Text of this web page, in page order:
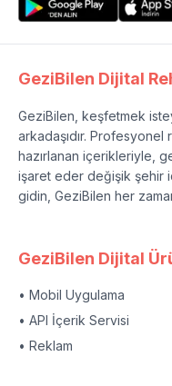
GeziBilen Dijital
GeziBilen, keşfetmek
arkadaşıdır.
hazırlanan içerikleriyle,
işaret eder değişik şehir
gidin, GeziBilen her
GeziBilen Dijital
• Mobil Uygulama
• API İçerik Servisi
• Reklam